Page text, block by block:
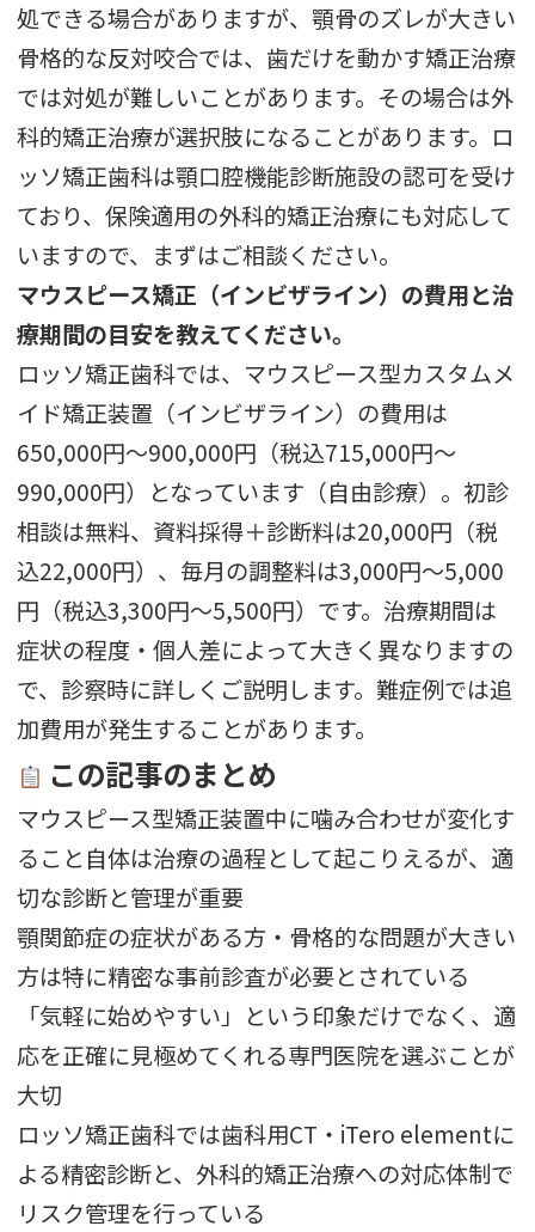
処できる場合がありますが、顎骨のズレが大きい
骨格的な反対咬合では、歯だけを動かす矯正治療
では対処が難しいことがあります。その場合は外
科的矯正治療が選択肢になることがあります。ロ
ッソ矯正歯科は顎口腔機能診断施設の認可を受け
ており、保険適用の外科的矯正治療にも対応して
いますので、まずはご相談ください。
マウスピース矯正（インビザライン）の費用と治
療期間の目安を教えてください。
ロッソ矯正歯科では、マウスピース型カスタムメ
イド矯正装置（インビザライン）の費用は
650,000円〜900,000円（税込715,000円〜
990,000円）となっています（自由診療）。初診
相談は無料、資料採得＋診断料は20,000円（税
込22,000円）、毎月の調整料は3,000円〜5,000
円（税込3,300円〜5,500円）です。治療期間は
症状の程度・個人差によって大きく異なりますの
で、診察時に詳しくご説明します。難症例では追
加費用が発生することがあります。
この記事のまとめ
マウスピース型矯正装置中に噛み合わせが変化す
ること自体は治療の過程として起こりえるが、適
切な診断と管理が重要
顎関節症の症状がある方・骨格的な問題が大きい
方は特に精密な事前診査が必要とされている
「気軽に始めやすい」という印象だけでなく、適
応を正確に見極めてくれる専門医院を選ぶことが
大切
ロッソ矯正歯科では歯科用CT・iTero elementに
よる精密診断と、外科的矯正治療への対応体制で
リスク管理を行っている